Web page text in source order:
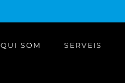
QUI SOM SERVEIS